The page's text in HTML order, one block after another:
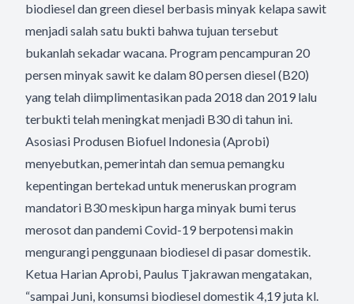
biodiesel dan green diesel berbasis minyak kelapa sawit
menjadi salah satu bukti bahwa tujuan tersebut
bukanlah sekadar wacana. Program pencampuran 20
persen minyak sawit ke dalam 80 persen diesel (B20)
yang telah diimplimentasikan pada 2018 dan 2019 lalu
terbukti telah meningkat menjadi B30 di tahun ini.
Asosiasi Produsen Biofuel Indonesia (Aprobi)
menyebutkan, pemerintah dan semua pemangku
kepentingan bertekad untuk meneruskan program
mandatori B30 meskipun harga minyak bumi terus
merosot dan pandemi Covid-19 berpotensi makin
mengurangi penggunaan biodiesel di pasar domestik.
Ketua Harian Aprobi, Paulus Tjakrawan mengatakan,
“sampai Juni, konsumsi biodiesel domestik 4,19 juta kl.